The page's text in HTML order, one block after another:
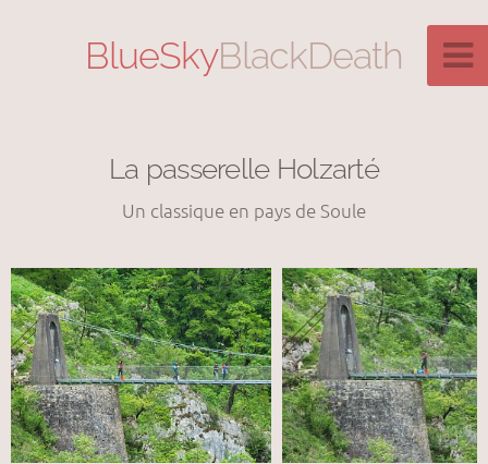
BlueSkyBlackDeath
La passerelle Holzarté
Un classique en pays de Soule